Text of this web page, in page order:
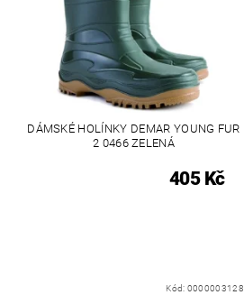
DÁMSKÉ HOLÍNKY DEMAR YOUNG FUR
2 0466 ZELENÁ
405 Kč
Kód: 0000003128